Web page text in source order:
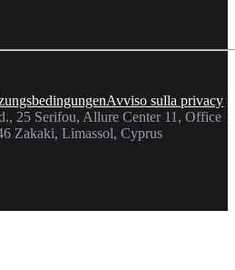
Avviso sulla privacy
25 Serifou, Allure Center 11, Office
Zakaki, Limassol, Cyprus